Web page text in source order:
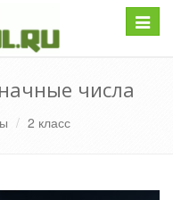
числа
2 класс